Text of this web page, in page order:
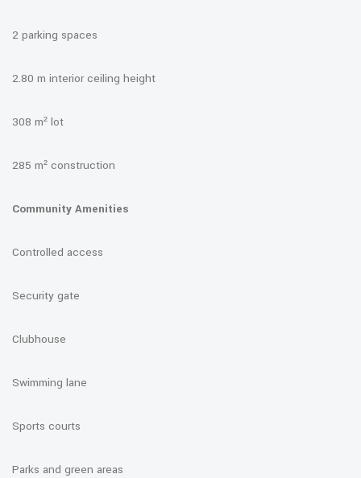
2 parking spaces
2.80 m interior ceiling height
308 m² lot
285 m² construction
Community Amenities
Controlled access
Security gate
Clubhouse
Swimming lane
Sports courts
Parks and green areas